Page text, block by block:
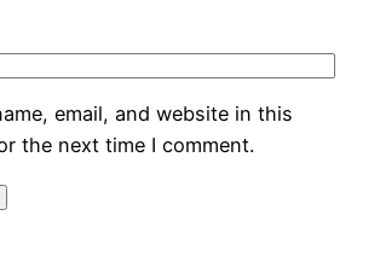
email, and website in this
the next time I comment.